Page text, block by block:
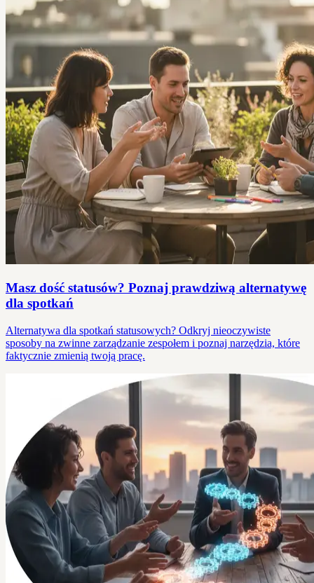
Masz dość statusów? Poznaj prawdziwą alternatywę
dla spotkań
Alternatywa dla spotkań statusowych? Odkryj nieoczywiste
sposoby na zwinne zarządzanie zespołem i poznaj narzędzia, które
faktycznie zmienią twoją pracę.